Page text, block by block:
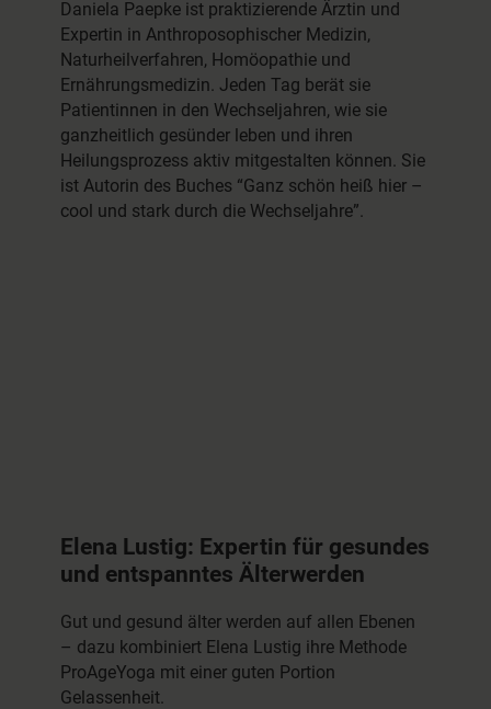
Daniela Paepke ist praktizierende Ärztin und
Expertin in Anthroposophischer Medizin,
Naturheilverfahren, Homöopathie und
Ernährungsmedizin. Jeden Tag berät sie
Patientinnen in den Wechseljahren, wie sie
ganzheitlich gesünder leben und ihren
Heilungsprozess aktiv mitgestalten können. Sie
ist Autorin des Buches “Ganz schön heiß hier –
cool und stark durch die Wechseljahre”.
Elena Lustig: Expertin für gesundes
und entspanntes Älterwerden
Gut und gesund älter werden auf allen Ebenen
– dazu kombiniert Elena Lustig ihre Methode
ProAgeYoga mit einer guten Portion
Gelassenheit.